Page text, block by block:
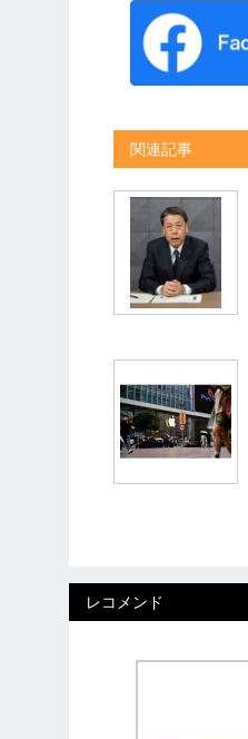
関連記事
レコメンド